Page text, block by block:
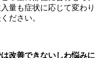
量も症状に応じて変わり
ださい。
改善できないしわ悩みに